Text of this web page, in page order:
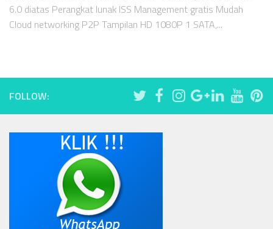
6.0 diatas Perangkat lunak ISS Management gratis Mudah
Cloud networking P2P Tampilan HD 1080P 1 SATA,...
FOLLOW: